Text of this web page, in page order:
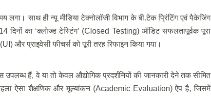
साथ ही न्यू मीडिया टेक्नोलॉजी विभाग के बी.टेक प्रिंटिंग एवं पैकेजिंग
दिनों का ‘क्लोज्ड टेस्टिंग’ (Closed Testing) ऑडिट सफलतापूर्वक पूरा
और प्राइवेसी फीचर्स को पूरी तरह रिफाइन किया गया।
हैं, वे या तो केवल औद्योगिक प्रदर्शनियों की जानकारी देने तक सीमित
पहला ऐसा शैक्षणिक और मूल्यांकन (Academic Evaluation) ऐप है, जिसमें